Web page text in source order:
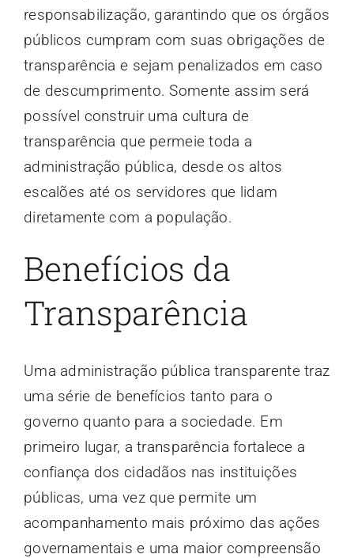
responsabilização, garantindo que os órgãos
públicos cumpram com suas obrigações de
transparência e sejam penalizados em caso
de descumprimento. Somente assim será
possível construir uma cultura de
transparência que permeie toda a
administração pública, desde os altos
escalões até os servidores que lidam
diretamente com a população.
Benefícios da
Transparência
Uma administração pública transparente traz
uma série de benefícios tanto para o
governo quanto para a sociedade. Em
primeiro lugar, a transparência fortalece a
confiança dos cidadãos nas instituições
públicas, uma vez que permite um
acompanhamento mais próximo das ações
governamentais e uma maior compreensão